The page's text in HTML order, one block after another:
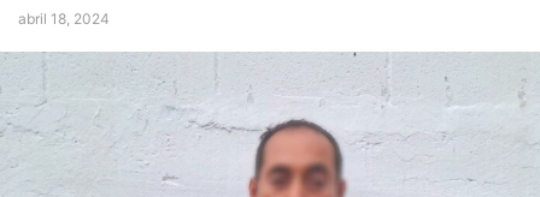
abril 18, 2024